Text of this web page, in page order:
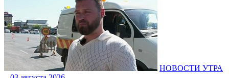
НОВОСТИ УТРА